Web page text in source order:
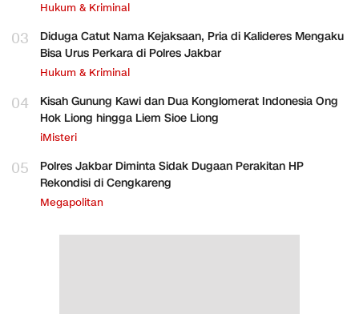
Hukum & Kriminal
03
Diduga Catut Nama Kejaksaan, Pria di Kalideres Mengaku
Bisa Urus Perkara di Polres Jakbar
Hukum & Kriminal
04
Kisah Gunung Kawi dan Dua Konglomerat Indonesia Ong
Hok Liong hingga Liem Sioe Liong
iMisteri
05
Polres Jakbar Diminta Sidak Dugaan Perakitan HP
Rekondisi di Cengkareng
Megapolitan